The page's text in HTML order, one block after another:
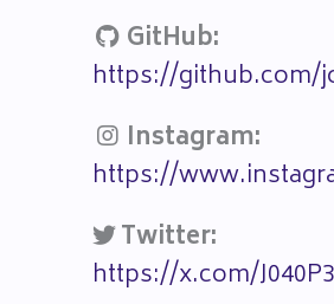
GitHub:
https://github.com/
Instagram:
https://
Twitter:
https://x.com/